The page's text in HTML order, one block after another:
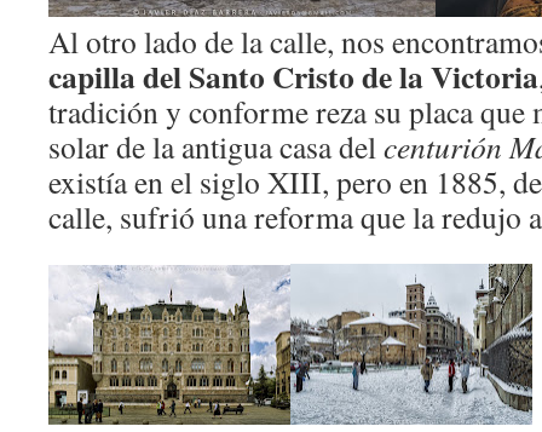
Al otro lado de la calle, nos
capilla del Santo Cristo de la Victoria
tradición y conforme reza su placa que
solar de la antigua casa delcenturión
existía en el siglo XIII, pero en 1885,
calle, sufrió una reforma que la redujo